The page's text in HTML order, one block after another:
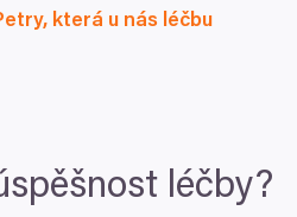
která u nás léčbu
léčby?